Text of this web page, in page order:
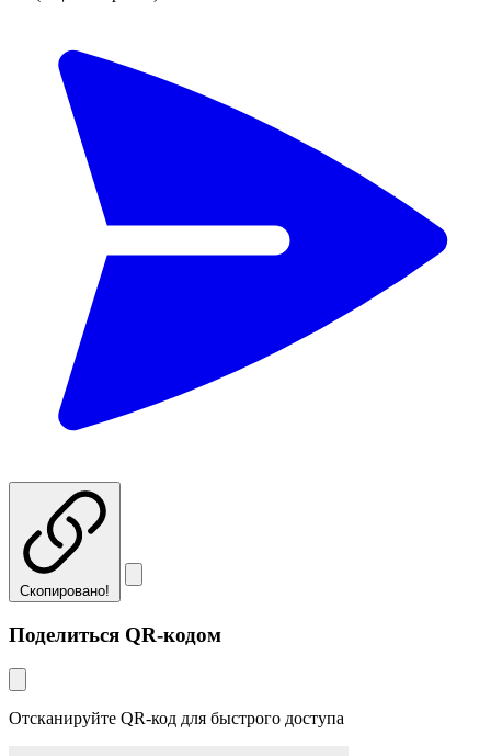
Скопировано!
Поделиться QR-кодом
Отсканируйте QR-код для быстрого доступа